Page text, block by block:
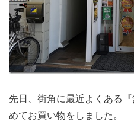
先日、街角に最近よくある
めてお買い物をしました。